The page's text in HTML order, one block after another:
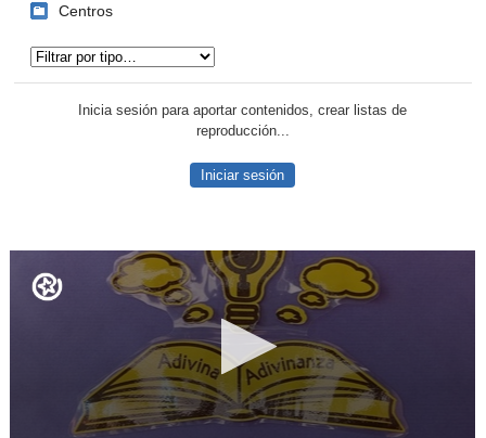
Centros
Inicia sesión para aportar contenidos, crear listas de
reproducción...
Iniciar sesión